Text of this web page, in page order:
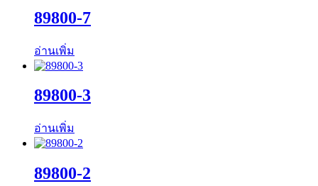
89800-7
อ่านเพิ่ม
89800-3
อ่านเพิ่ม
89800-2